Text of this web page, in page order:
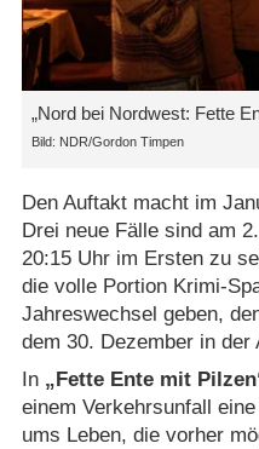
„Nord bei Nordwest: Fette
NDR/​Gordon Timpen
Den Auftakt macht im
Drei neue Fälle sind am
20:15 Uhr im Ersten zu
die volle Portion Krimi-
Jahreswechsel geben,
dem 30. Dezember in der
In „Fette Ente mit
einem Verkehrsunfall
ums Leben, die vorher